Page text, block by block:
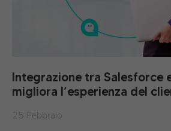
Integrazione tra Salesforce
migliora l’esperienza del
25 Febbraio